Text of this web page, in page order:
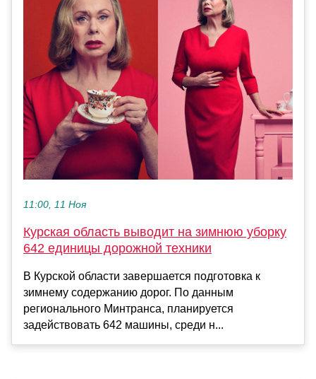
11:00, 11 Ноя
Курская область выводит на зимнюю уборку
642 единицы дорожной техники
В Курской области завершается подготовка к
зимнему содержанию дорог. По данным
регионального Минтранса, планируется
задействовать 642 машины, среди н...